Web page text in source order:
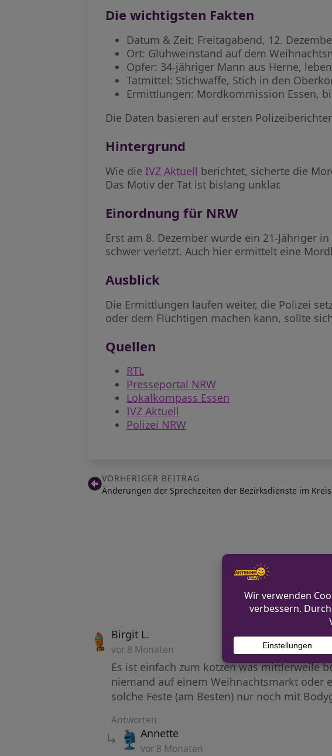
Die wichtigsten Fakten
Datum & Zeit: Freitagabend, 12.
Ort: Glühweinstand auf dem
Opfer: 34-jähriger Mann aus Herne,
Tatmittel: Stichwaffe, Stich in den
Ermittlungen: Mordkommission Essen,
Die Daten basieren auf ersten
Hintergrund
Wie dieIVZ Aktuell berichtet, sicherte die
Das Motiv der Tat ist bislang unklar.
Einordnung für NRW
Erst am 8. Dezember wurde ein 21-Jähriger
schwer verletzt. Auch hier ermittelt eine
Ausblick
Die Ermittlungen laufen weiter, die Polizei
oder dem Flüchtigen machen kann, sollte
Quellen
RTL
Presseportal NRW
Lokalkompass Essen
IVZ Aktuell
Polizei NRW
VORHERIGER BEITRAG
Änderungen der Sprechzeiten der Bezirksdienste im
Birgit L.
vor 8 Monaten
Es ist einfach zum kotzen was mittlerweile
niemand auf einem Weihnachtsmarkt oder
solche Feste (am Besten) nur noch mit
Antworten
Annette
vor 8 Monaten